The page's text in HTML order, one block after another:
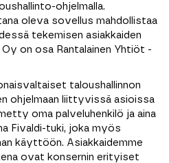
ohjelmalla.
oleva sovellus mahdollistaa
tekemisen asiakkaiden
Oy on osa Rantalainen Yhtiöt -
taloushallinnon
ohjelmaan liittyvissä asioissa
oma palveluhenkilö ja aina
Fivaldi-tuki, joka myös
käyttöön. Asiakkaidemme
ovat konsernin erityiset